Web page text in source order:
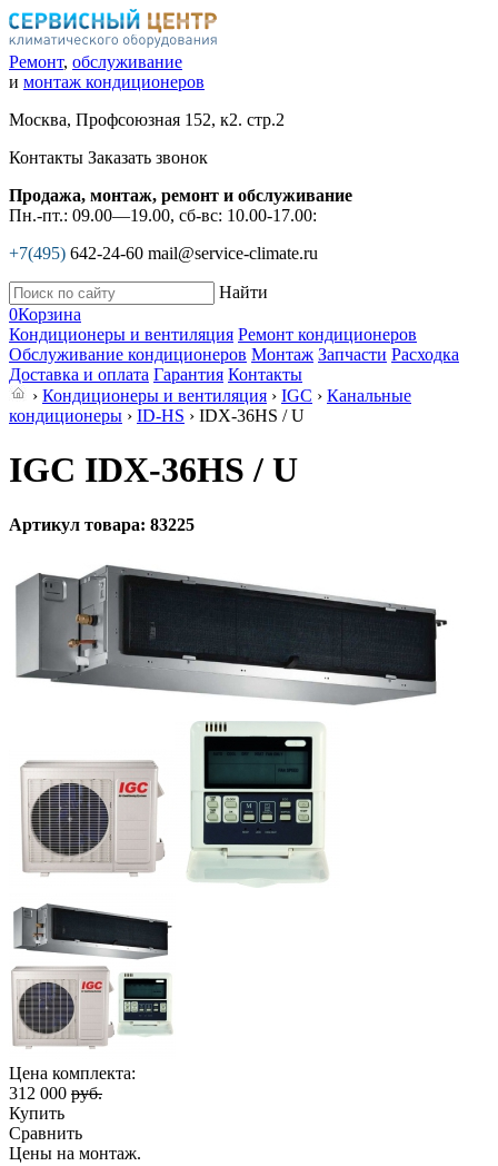
Ремонт, обслуживание
и монтаж кондиционеров
Москва, Профсоюзная 152, к2. стр.2
Контакты Заказать звонок
Продажа, монтаж, ремонт и обслуживание
Пн.-пт.: 09.00—19.00, сб-вс: 10.00-17.00:
+7(495) 642-24-60 mail@service-climate.ru
Найти
0Корзина
Кондиционеры и вентиляция Ремонт кондиционеров
Обслуживание кондиционеров Монтаж Запчасти Расходка
Доставка и оплата Гарантия Контакты
› Кондиционеры и вентиляция › IGC › Канальные
кондиционеры › ID-HS › IDХ-36HS / U
IGC IDХ-36HS / U
Артикул товара: 83225
Цена комплекта:
312 000 руб.
Купить
Сравнить
Цены на монтаж.